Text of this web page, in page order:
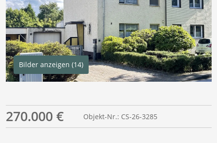
Bilder anzeigen (14)
270.000 € Objekt-Nr.: CS-26-3285